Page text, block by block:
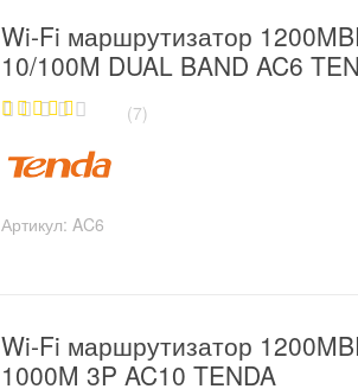
Wi-Fi маршрутизатор
10/100M DUAL BAND AC6
5
(7)
Артикул: AC6
Wi-Fi маршрутизатор
1000M 3P AC10 TENDA